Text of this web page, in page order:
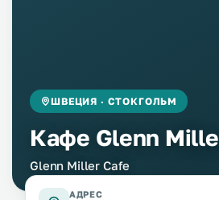
ШВЕЦИЯ · СТОКГОЛЬМ
Кафе Glenn
Glenn Miller Cafe
АДРЕС